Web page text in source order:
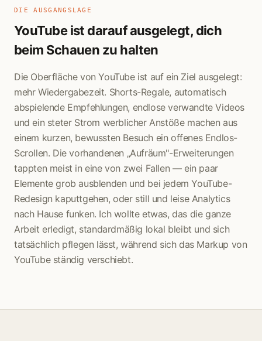
DIE AUSGANGSLAGE
YouTube ist darauf ausgelegt, dich
beim Schauen zu halten
Die Oberfläche von YouTube ist auf ein Ziel ausgelegt:
mehr Wiedergabezeit. Shorts-Regale, automatisch
abspielende Empfehlungen, endlose verwandte Videos
und ein steter Strom werblicher Anstöße machen aus
einem kurzen, bewussten Besuch ein offenes Endlos-
Scrollen. Die vorhandenen „Aufräum"-Erweiterungen
tappten meist in eine von zwei Fallen — ein paar
Elemente grob ausblenden und bei jedem YouTube-
Redesign kaputtgehen, oder still und leise Analytics
nach Hause funken. Ich wollte etwas, das die ganze
Arbeit erledigt, standardmäßig lokal bleibt und sich
tatsächlich pflegen lässt, während sich das Markup von
YouTube ständig verschiebt.